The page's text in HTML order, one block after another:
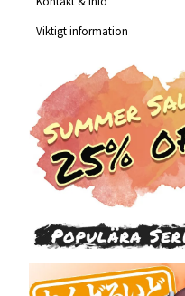
Viktigt information